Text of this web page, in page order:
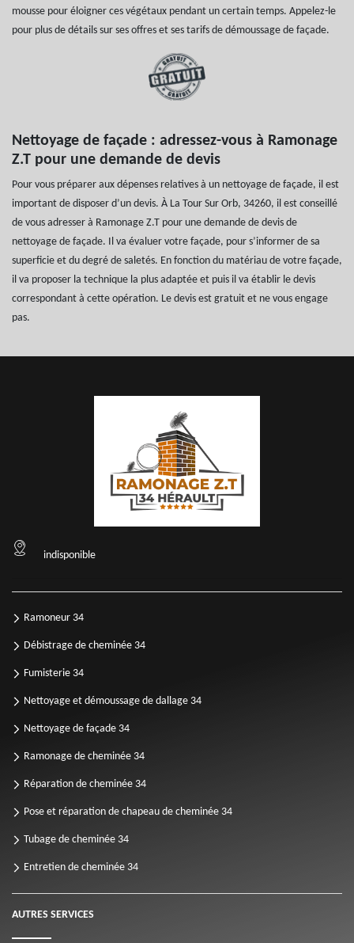
mousse pour éloigner ces végétaux pendant un certain temps. Appelez-le
pour plus de détails sur ses offres et ses tarifs de démoussage de façade.
Nettoyage de façade : adressez-vous à Ramonage
Z.T pour une demande de devis
Pour vous préparer aux dépenses relatives à un nettoyage de façade, il est
important de disposer d’un devis. À La Tour Sur Orb, 34260, il est conseillé
de vous adresser à Ramonage Z.T pour une demande de devis de
nettoyage de façade. Il va évaluer votre façade, pour s’informer de sa
superficie et du degré de saletés. En fonction du matériau de votre façade,
il va proposer la technique la plus adaptée et puis il va établir le devis
correspondant à cette opération. Le devis est gratuit et ne vous engage
pas.
indisponible
Ramoneur 34
Débistrage de cheminée 34
Fumisterie 34
Nettoyage et démoussage de dallage 34
Nettoyage de façade 34
Ramonage de cheminée 34
Réparation de cheminée 34
Pose et réparation de chapeau de cheminée 34
Tubage de cheminée 34
Entretien de cheminée 34
AUTRES SERVICES